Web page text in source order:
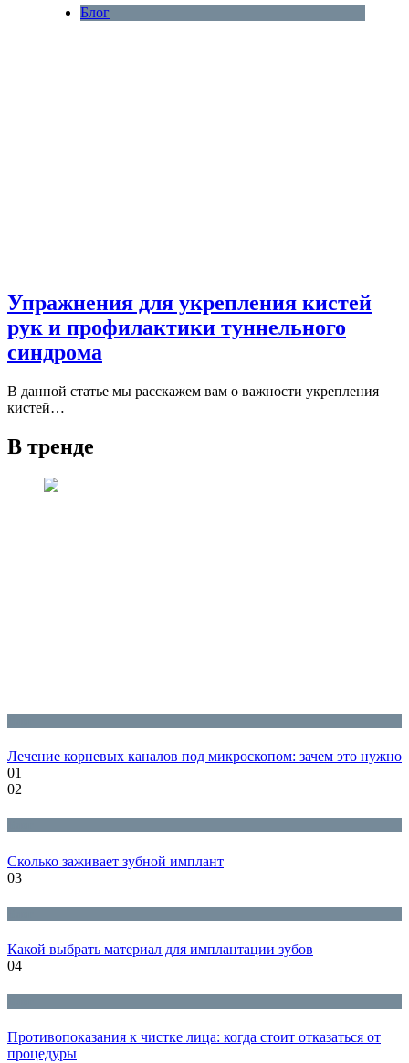
Блог
Упражнения для укрепления кистей
рук и профилактики туннельного
синдрома
В данной статье мы расскажем вам о важности укрепления
кистей…
В тренде
Лечение корневых каналов под микроскопом: зачем это нужно
01
02
Сколько заживает зубной имплант
03
Какой выбрать материал для имплантации зубов
04
Противопоказания к чистке лица: когда стоит отказаться от
процедуры